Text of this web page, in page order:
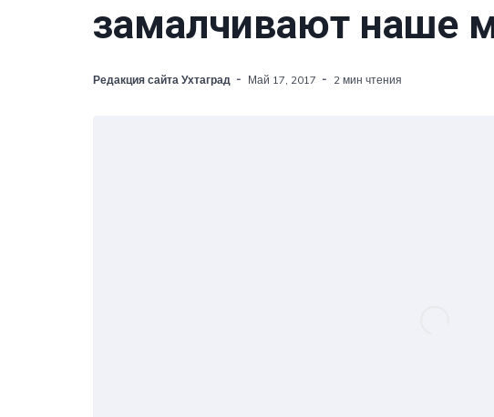
замалчивают наше
Редакция сайта Ухтаград Май 17, 2017 2 мин чтения